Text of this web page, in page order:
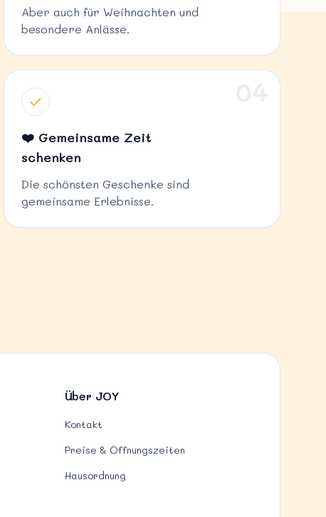
Aber auch für Weihnachten und
besondere Anlässe.
❤️ Gemeinsame Zeit
schenken
Die schönsten Geschenke sind
gemeinsame Erlebnisse.
Über JOY
Kontakt
Preise & Öffnungszeiten
Hausordnung